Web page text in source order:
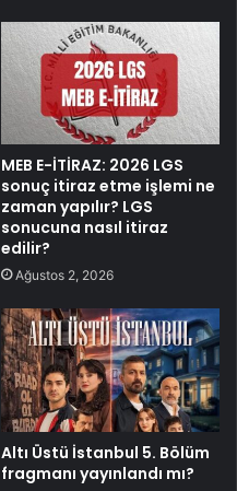
MEB E-İTİRAZ: 2026 LGS
sonuç itiraz etme işlemi ne
zaman yapılır? LGS
sonucuna nasıl itiraz
edilir?
Ağustos 2, 2026
Altı Üstü İstanbul 5. Bölüm
fragmanı yayınlandı mı?